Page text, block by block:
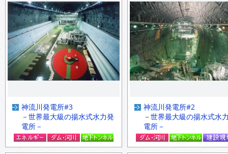
神流川発電所#3
－世界最大級の揚水式水力発
電所－
神流川発電所#2
－世界最大級の揚水式水
電所－